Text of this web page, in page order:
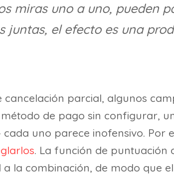
miras uno a uno, pueden
juntas, el efecto es una
cancelación parcial, algunos
de pago sin configurar,
uno parece inofensivo. Por
. La función de puntuación
la combinación, de modo que